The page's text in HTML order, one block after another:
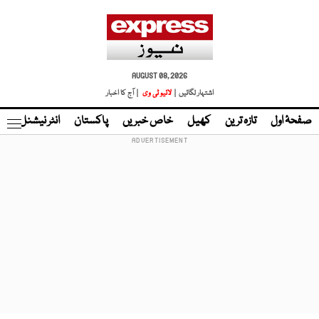
AUGUST 08, 2026
اشتہار لگائیں |
لائیو ٹی وی | آج کا اخبار
صفحۂ اول تازہ ترین کھیل خاص خبریں پاکستان انٹر نیشنل